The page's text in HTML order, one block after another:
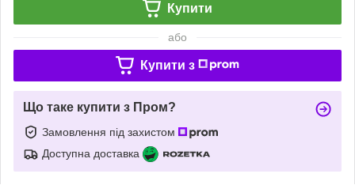
Купити
або
Купити з
Що таке купити з Пром?
Замовлення під захистом
Доступна доставка